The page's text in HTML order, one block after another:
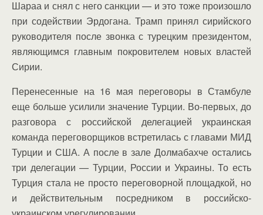
Шараа и снял с него санкции — и это тоже произошло
при содействии Эрдогана. Трамп принял сирийского
руководителя после звонка с турецким президентом,
являющимся главным покровителем новых властей
Сирии.
Перенесенные на 16 мая переговоры в Стамбуле
еще больше усилили значение Турции. Во-первых, до
разговора с российской делегацией украинская
команда переговорщиков встретилась с главами МИД
Турции и США. А после в зале Долмабахче остались
три делегации — Турции, России и Украины. То есть
Турция стала не просто переговорной площадкой, но
и действительным посредником в российско-